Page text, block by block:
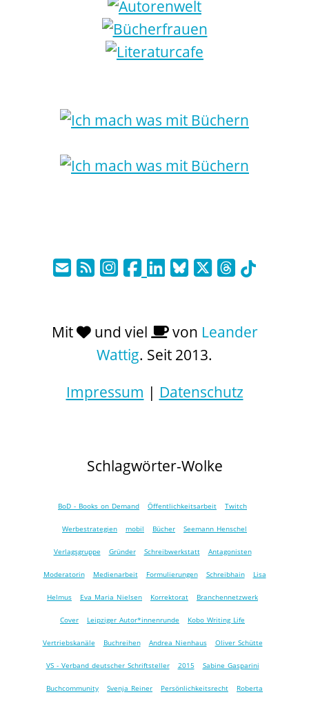
Mit und viel von Leander
Wattig. Seit 2013.
Impressum | Datenschutz
Schlagwörter-Wolke
BoD - Books on Demand Öffentlichkeitsarbeit Twitch
Werbestrategien mobil Bücher Seemann Henschel
Verlagsgruppe Gründer Schreibwerkstatt Antagonisten
Moderatorin Medienarbeit Formulierungen Schreibhain Lisa
Helmus Eva Maria Nielsen Korrektorat Branchennetzwerk
Cover Leipziger Autor*innen­runde Kobo Writing Life
Vertriebskanäle Buchreihen Andrea Nienhaus Oliver Schütte
VS - Verband deutscher Schriftsteller 2015 Sabine Gasparini
Buchcommunity Svenja Reiner Persönlichkeitsrecht Roberta